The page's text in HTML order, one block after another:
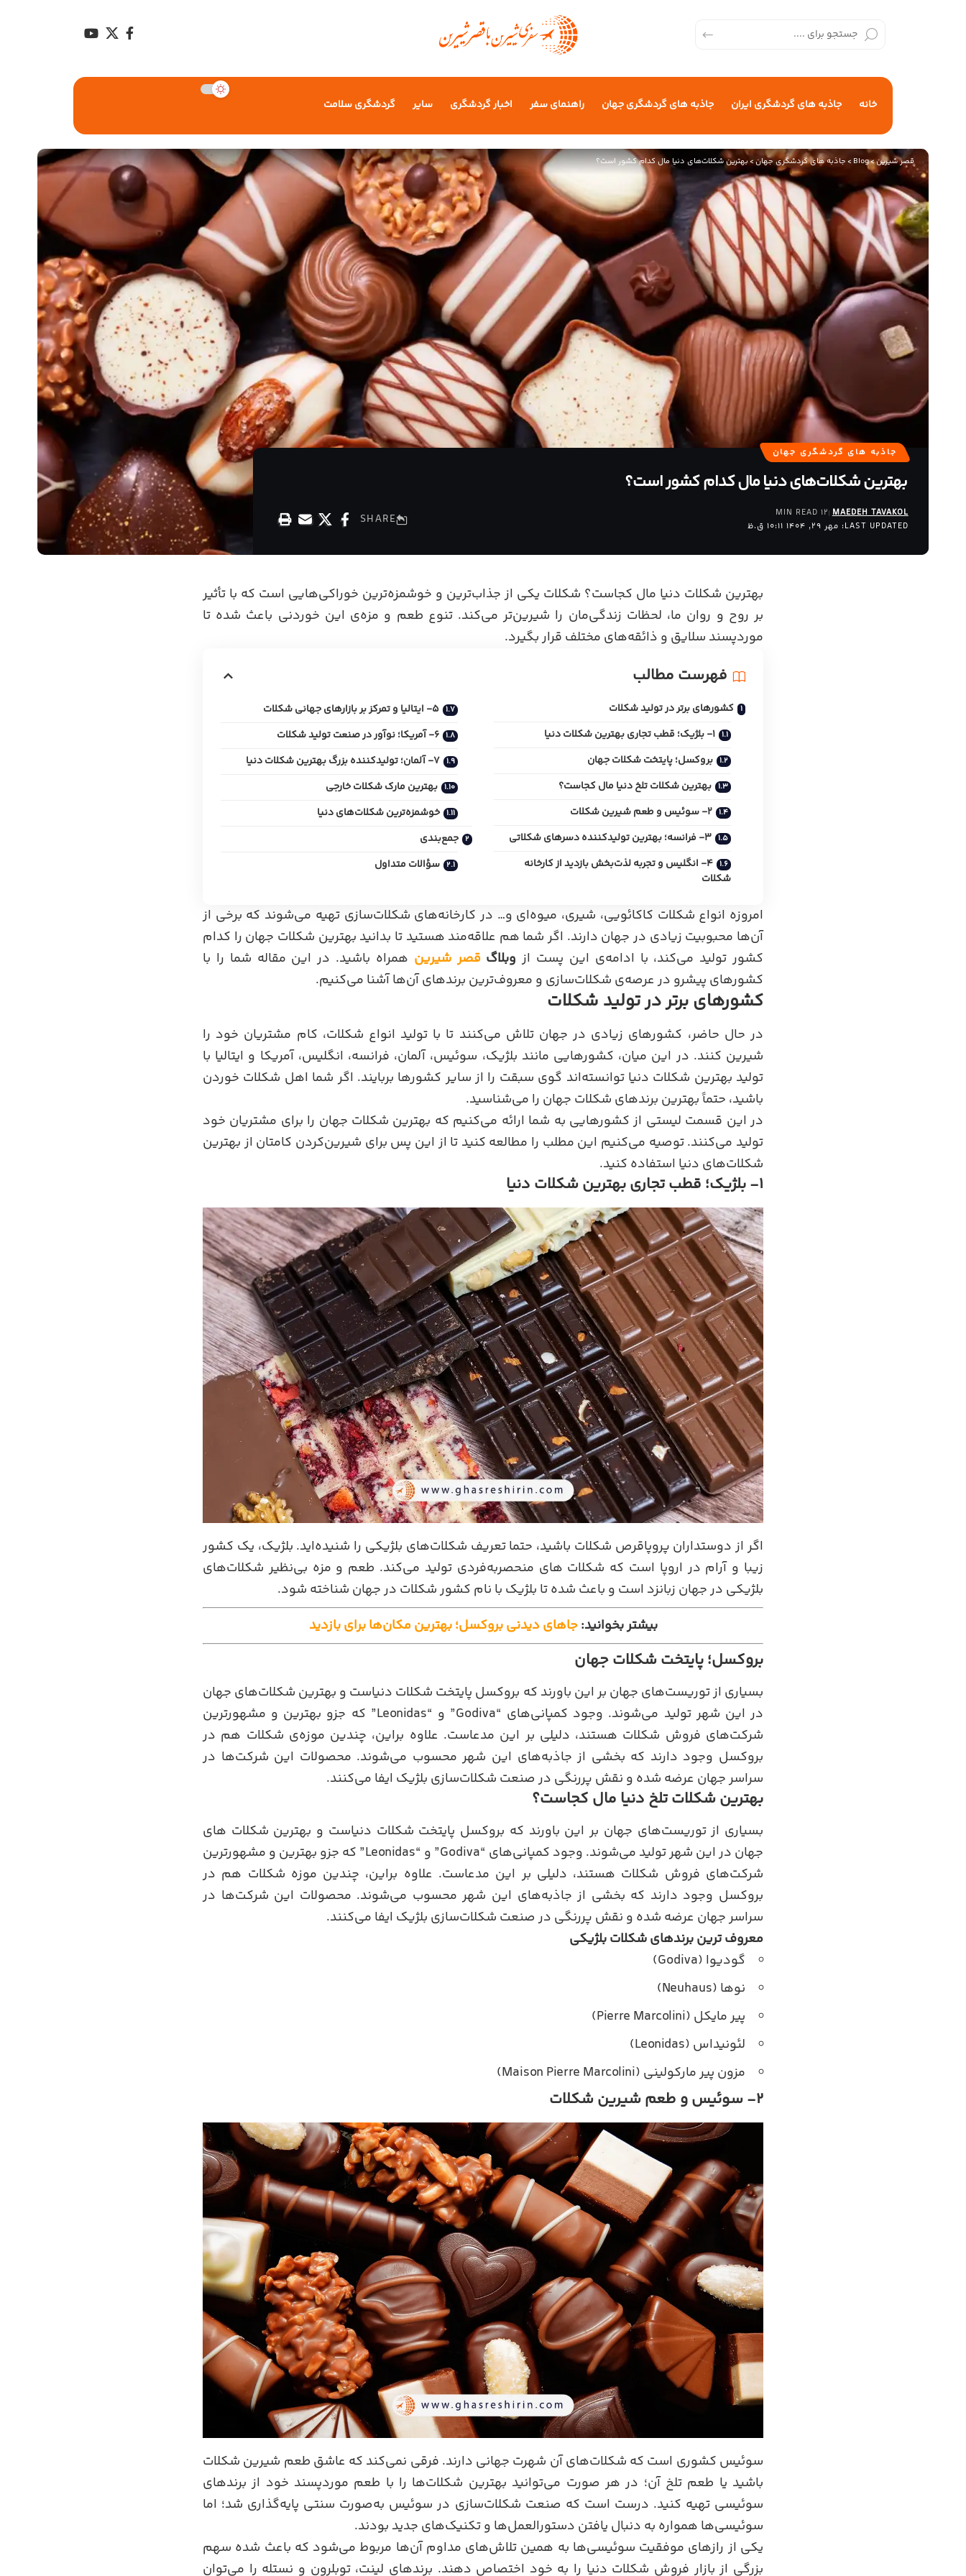
خانه جاذبه های گردشگری ایران جاذبه های گردشگری جهان راهنمای سفر اخبار گردشگری سایر گردشگری سلامت
قصر شیرین>
Blog
> جاذبه های گردشگری جهان>بهترین شکلات‌های دنیا مال کدام کشور است؟
جاذبه های گردشگری جهان
بهترین شکلات‌های دنیا مال کدام کشور است؟
LAST UPDATED: مهر 29, 1404 10:11 ق.ظ
MAEDEH TAVAKOL
12 MIN READ
SHARE
بهترین شکلات دنیا مال کجاست؟ شکلات یکی از جذاب‌ترین و خوشمزه‌ترین خوراکی‌هایی است که با تأثیر
بر روح و روان ما، لحظات زندگی‌مان را شیرین‌تر می‌کند. تنوع طعم و مزه‌ی این خوردنی باعث شده تا
موردپسند سلایق و ذائقه‌های مختلف قرار بگیرد.
فهرست مطالب
کشورهای برتر در تولید شکلات
1- بلژیک؛ قطب تجاری بهترین شکلات دنیا
بروکسل؛ پایتخت شکلات جهان
بهترین شکلات تلخ دنیا مال کجاست؟
2- سوئیس و طعم شیرین شکلات
3- فرانسه؛ بهترین تولیدکننده دسرهای شکلاتی
4- انگلیس و تجربه لذت‌بخش بازدید از کارخانه
شکلات
5- ایتالیا و تمرکز بر بازارهای جهانی شکلات
6- آمریکا؛ نوآور در صنعت تولید شکلات
7- آلمان؛ تولیدکننده بزرگ بهترین شکلات دنیا
بهترین مارک شکلات خارجی
خوشمزه‌ترین شکلات‌های دنیا
جمع‌بندی
سؤالات متداول
امروزه انواع شکلات کاکائویی، شیری، میوه‌ای و… در کارخانه‌های شکلات‌سازی تهیه می‌شوند که برخی از
آن‌ها محبوبیت زیادی در جهان دارند. اگر شما هم علاقه‌مند هستید تا بدانید بهترین شکلات جهان را کدام
کشور تولید می‌کند، با ادامه‌ی این پست ازوبلاگقصر شیرین همراه باشید. در این مقاله شما را با
کشورهای پیشرو در عرصه‌ی شکلات‌سازی و معروف‌ترین برندهای آن‌ها آشنا می‌کنیم.
کشورهای برتر در تولید شکلات
در حال حاضر، کشورهای زیادی در جهان تلاش می‌کنند تا با تولید انواع شکلات، کام مشتریان خود را
شیرین کنند. در این میان، کشورهایی مانند بلژیک، سوئیس، آلمان، فرانسه، انگلیس، آمریکا و ایتالیا با
تولید بهترین شکلات دنیا توانسته‌اند گوی سبقت را از سایر کشورها بربایند. اگر شما اهل شکلات خوردن
باشید، حتماً بهترین برندهای شکلات جهان را می‌شناسید.
در این قسمت لیستی از کشورهایی به شما ارائه می‌کنیم که بهترین شکلات جهان را برای مشتریان خود
تولید می‌کنند. توصیه می‌کنیم این مطلب را مطالعه کنید تا از این پس برای شیرین‌کردن کامتان از بهترین
شکلات‌های دنیا استفاده کنید.
1- بلژیک؛ قطب تجاری بهترین شکلات دنیا
اگر از دوستداران پروپاقرص شکلات باشید، حتما تعریف شکلات‌های بلژیکی را شنیده‌اید. بلژیک، یک کشور
زیبا و آرام در اروپا است که شکلات های منحصربه‌فردی تولید می‌کند. طعم و مزه بی‌نظیر شکلات‌های
بلژیکی در جهان زبانزد است و باعث شده تا بلژیک با نام کشور شکلات در جهان شناخته شود.
بیشتر بخوانید:جاهای دیدنی بروکسل؛ بهترین مکان‌ها برای بازدید
بروکسل؛ پایتخت شکلات جهان
بسیاری از توریست‌های جهان بر این باورند که بروکسل پایتخت شکلات دنیاست و بهترین شکلات‌های جهان
در این شهر تولید می‌شوند. وجود کمپانی‌های “Godiva” و “Leonidas” که جزو بهترین و مشهورترین
شرکت‌های فروش شکلات هستند، دلیلی بر این مدعاست. علاوه براین، چندین موزه‌ی شکلات هم در
بروکسل وجود دارند که بخشی از جاذبه‌های این شهر محسوب می‌شوند. محصولات این شرکت‌ها در
سراسر جهان عرضه شده و نقش پررنگی در صنعت شکلات‌سازی بلژیک ایفا می‌کنند.
بهترین شکلات تلخ دنیا مال کجاست؟
بسیاری از توریست‌های جهان بر این باورند که بروکسل پایتخت شکلات دنیاست و بهترین شکلات های
جهان در این شهر تولید می‌شوند. وجود کمپانی‌های “Godiva” و “Leonidas” که جزو بهترین و مشهورترین
شرکت‌های فروش شکلات هستند، دلیلی بر این مدعاست. علاوه براین، چندین موزه شکلات هم در
بروکسل وجود دارند که بخشی از جاذبه‌های این شهر محسوب می‌شوند. محصولات این شرکت‌ها در
سراسر جهان عرضه شده و نقش پررنگی در صنعت شکلات‌سازی بلژیک ایفا می‌کنند.
معروف ترین برندهای شکلات بلژیکی
گودیوا (Godiva)
نوها (Neuhaus)
پیر مایکل (Pierre Marcolini)
لئونیداس (Leonidas)
مزون پیر مارکولینی (Maison Pierre Marcolini)
2- سوئیس و طعم شیرین شکلات
سوئیس کشوری است که شکلات‌های آن شهرت جهانی دارند. فرقی نمی‌کند که عاشق طعم شیرین شکلات
باشید یا طعم تلخ آن؛ در هر صورت می‌توانید بهترین شکلات‌ها را با طعم موردپسند خود از برندهای
سوئیسی تهیه کنید. درست است که صنعت شکلات‌سازی در سوئیس به‌صورت سنتی پایه‌گذاری شد؛ اما
سوئیسی‌ها همواره به دنبال یافتن دستورالعمل‌ها و تکنیک‌های جدید بودند.
یکی از رازهای موفقیت سوئیسی‌ها به همین تلاش‌های مداوم آن‌ها مربوط می‌شود که باعث شده سهم
بزرگی از بازار فروش شکلات دنیا را به خود اختصاص دهند. برندهای لینت، توبلرون و نستله را می‌توان